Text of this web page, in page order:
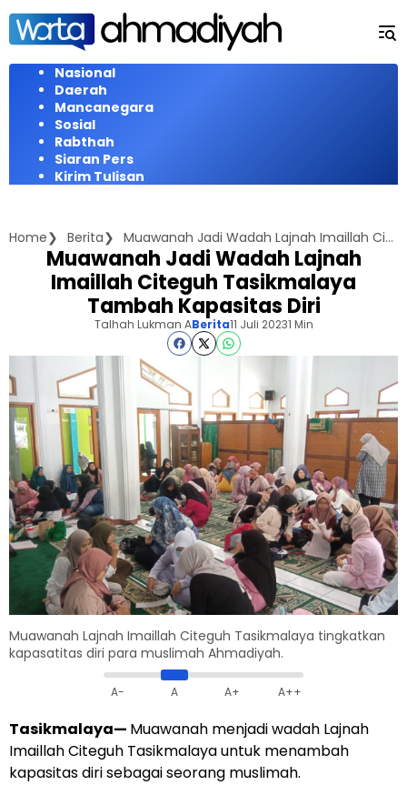
Langsung
konten
Nasional
Daerah
Mancanegara
Sosial
Rabthah
Siaran Pers
Kirim Tulisan
Home Berita Muawanah Jadi Wadah Lajnah Imaillah Citeguh Tasikmalaya Tambah Kapasitas Diri
Muawanah Jadi Wadah Lajnah
Imaillah Citeguh Tasikmalaya
Tambah Kapasitas Diri
Talhah Lukman ABerita11 Juli 20231 Min
Muawanah Lajnah Imaillah Citeguh Tasikmalaya tingkatkan
kapasatitas diri para muslimah Ahmadiyah.
A- A A+ A++
Tasikmalaya— Muawanah menjadi wadah Lajnah
Imaillah Citeguh Tasikmalaya untuk menambah
kapasitas diri sebagai seorang muslimah.